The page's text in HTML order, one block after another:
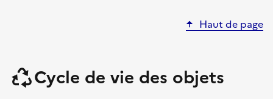
Haut de page
Cycle de vie des objets